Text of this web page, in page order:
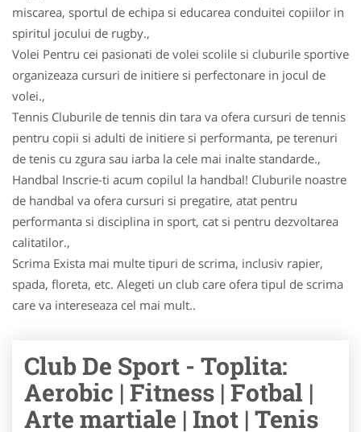
miscarea, sportul de echipa si educarea conduitei copiilor in
spiritul jocului de rugby.,
Volei Pentru cei pasionati de volei scolile si cluburile sportive
organizeaza cursuri de initiere si perfectonare in jocul de
volei.,
Tennis Cluburile de tennis din tara va ofera cursuri de tennis
pentru copii si adulti de initiere si performanta, pe terenuri
de tenis cu zgura sau iarba la cele mai inalte standarde.,
Handbal Inscrie-ti acum copilul la handbal! Cluburile noastre
de handbal va ofera cursuri si pregatire, atat pentru
performanta si disciplina in sport, cat si pentru dezvoltarea
calitatilor.,
Scrima Exista mai multe tipuri de scrima, inclusiv rapier,
spada, floreta, etc. Alegeti un club care ofera tipul de scrima
care va intereseaza cel mai mult..
Club De Sport - Toplita:
Aerobic | Fitness | Fotbal |
Arte martiale | Inot | Tenis